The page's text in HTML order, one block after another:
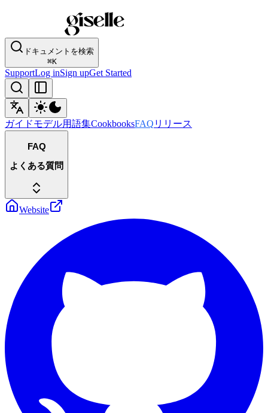
ドキュメントを検索
⌘K
SupportLog inSign upGet Started
ガイドモデル用語集CookbooksFAQ リリース
FAQ
よくある質問
Website